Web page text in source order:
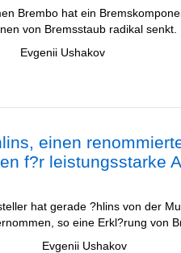
Brembo hat ein
von Bremsstaub radikal senkt.
Evgenii Ushakov
einen
f?r leistungsstarke
hat gerade ?hlins von der
so eine Erkl?rung von
Evgenii Ushakov